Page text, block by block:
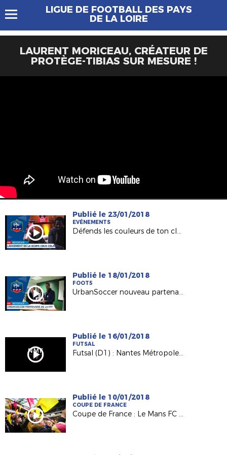
LIGUE DE FOOTBALL DES PAYS
DE LA LOIRE
LAURENT MORICEAU, CRÉATEUR DE
PROTÈGE-TIBIAS SUR MESURE !
Publié le 23/01/2018
EVÉNEMENTS
Défends les couleurs de ton club sur Fifa18
Publié le 18/01/2018
FOOT5
UrbanSoccer nouveau partenaire de la FFF
Publié le 16/01/2018
FUTSAL
Futsal (D1) : Nantes Métropole / SC Paris (1-1)
Publié le 10/01/2018
COUPE DE FRANCE
Coupe de France : Le Mans FC et ses supporters ont vibré